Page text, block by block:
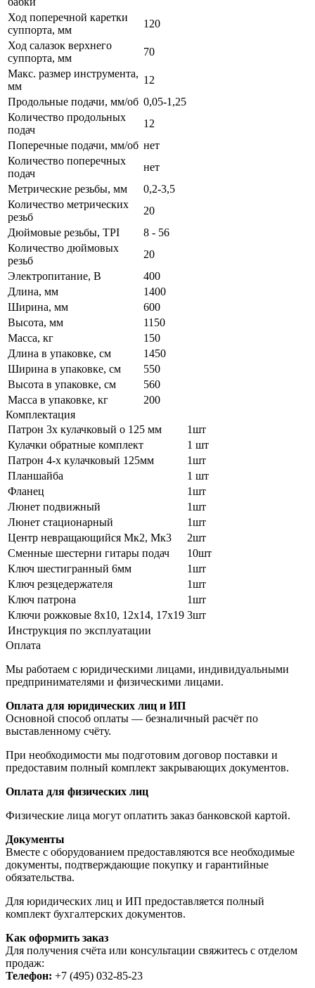
Ход поперечной каретки
суппорта, мм
120
Ход салазок верхнего
суппорта, мм
70
Макс. размер инструмента,
мм
12
Продольные подачи, мм/об 0,05-1,25
Количество продольных
подач
12
Поперечные подачи, мм/об нет
Количество поперечных
подач
нет
Метрические резьбы, мм
0,2-3,5
Количество метрических
резьб
20
Дюймовые резьбы, TPI
8 - 56
Количество дюймовых
резьб
20
Электропитание, В
400
Длина, мм
1400
Ширина, мм
600
Высота, мм
1150
Масса, кг
150
Длина в упаковке, см
1450
Ширина в упаковке, см
550
Высота в упаковке, см
560
Масса в упаковке, кг
200
Комплектация
Патрон 3х кулачковый o 125 мм
1шт
Кулачки обратные комплект
1 шт
Патрон 4-х кулачковый 125мм
1шт
Планшайба
1 шт
Фланец
1шт
Люнет подвижный
1шт
Люнет стационарный
1шт
Центр невращающийся Мк2, Мк3
2шт
Сменные шестерни гитары подач
10шт
Ключ шестигранный 6мм
1шт
Ключ резцедержателя
1шт
Ключ патрона
1шт
Ключи рожковые 8х10, 12х14, 17х19 3шт
Инструкция по эксплуатации
Оплата
Мы работаем с юридическими лицами, индивидуальными
предпринимателями и физическими лицами.
Оплата для юридических лиц и ИП
Основной способ оплаты — безналичный расчёт по
выставленному счёту.
При необходимости мы подготовим договор поставки и
предоставим полный комплект закрывающих документов.
Оплата для физических лиц
Физические лица могут оплатить заказ банковской картой.
Документы
Вместе с оборудованием предоставляются все необходимые
документы, подтверждающие покупку и гарантийные
обязательства.
Для юридических лиц и ИП предоставляется полный
комплект бухгалтерских документов.
Как оформить заказ
Для получения счёта или консультации свяжитесь с отделом
продаж:
Телефон: +7 (495) 032-85-23